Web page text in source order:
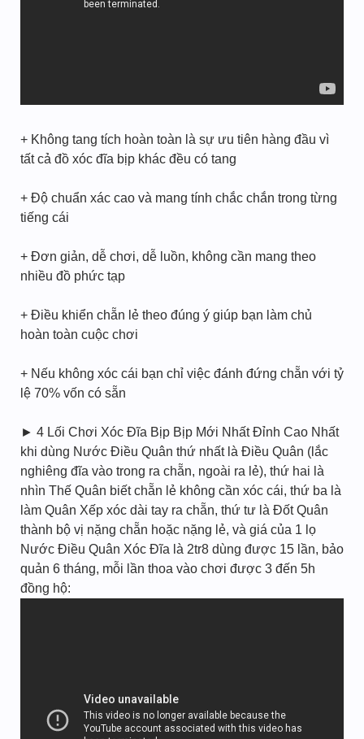
+ Không tang tích hoàn toàn là sự ưu tiên hàng đầu vì
tất cả đồ xóc đĩa bịp khác đều có tang
+ Độ chuẩn xác cao và mang tính chắc chắn trong từng
tiếng cái
+ Đơn giản, dễ chơi, dễ luồn, không cần mang theo
nhiều đồ phức tạp
+ Điều khiển chẵn lẻ theo đúng ý giúp bạn làm chủ
hoàn toàn cuộc chơi
+ Nếu không xóc cái bạn chỉ việc đánh đứng chẵn với tỷ
lệ 70% vốn có sẵn
► 4 Lối Chơi Xóc Đĩa Bịp Bịp Mới Nhất Đỉnh Cao Nhất
khi dùng Nước Điều Quân thứ nhất là Điều Quân (lắc
nghiêng đĩa vào trong ra chẵn, ngoài ra lẻ), thứ hai là
nhìn Thế Quân biết chẵn lẻ không cần xóc cái, thứ ba là
làm Quân Xếp xóc dài tay ra chẵn, thứ tư là Đốt Quân
thành bộ vị nặng chẵn hoặc nặng lẻ, và giá của 1 lọ
Nước Điều Quân Xóc Đĩa là 2tr8 dùng được 15 lần, bảo
quản 6 tháng, mỗi lần thoa vào chơi được 3 đến 5h
đồng hộ: